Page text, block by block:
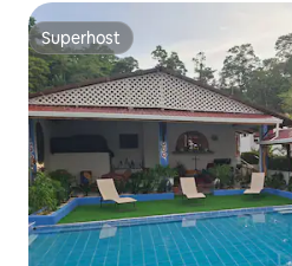
Superhost
Superhost